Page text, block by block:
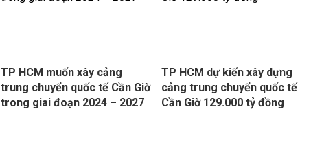
TP HCM muốn xây cảng
trung chuyển quốc tế Cần Giờ
trong giai đoạn 2024 – 2027
TP HCM dự kiến xây dựng
cảng trung chuyển quốc tế
Cần Giờ 129.000 tỷ đồng